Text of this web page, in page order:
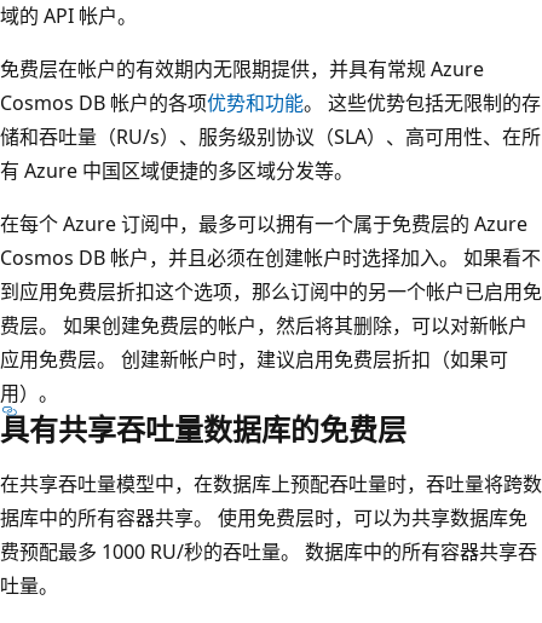
域的 API 帐户。
免费层在帐户的有效期内无限期提供，并具有常规 Azure
Cosmos DB 帐户的各项优势和功能。 这些优势包括无限制的存
储和吞吐量（RU/s）、服务级别协议（SLA）、高可用性、在所
有 Azure 中国区域便捷的多区域分发等。
在每个 Azure 订阅中，最多可以拥有一个属于免费层的 Azure
Cosmos DB 帐户，并且必须在创建帐户时选择加入。 如果看不
到应用免费层折扣这个选项，那么订阅中的另一个帐户已启用免
费层。 如果创建免费层的帐户，然后将其删除，可以对新帐户
应用免费层。 创建新帐户时，建议启用免费层折扣（如果可
用）。
具有共享吞吐量数据库的免费层
在共享吞吐量模型中，在数据库上预配吞吐量时，吞吐量将跨数
据库中的所有容器共享。 使用免费层时，可以为共享数据库免
费预配最多 1000 RU/秒的吞吐量。 数据库中的所有容器共享吞
吐量。